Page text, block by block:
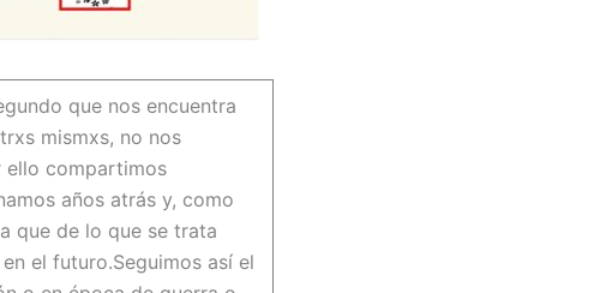
que nos encuentra
mismxs, no nos
ello compartimos
años atrás y, como
que de lo que se trata
el futuro.Seguimos así el